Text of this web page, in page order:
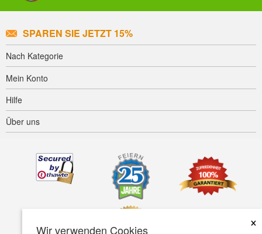
Wir verwenden Cookies
×
SPAREN SIE JETZT 15%
Nach Kategorie
Mein Konto
Hilfe
Über uns